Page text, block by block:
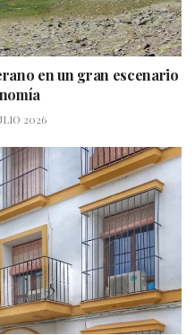
en un gran escenario
2026